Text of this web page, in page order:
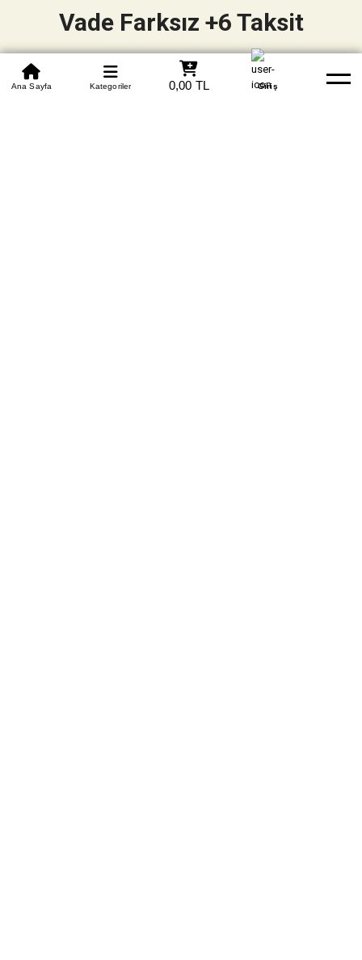
0850 305 09 70
Beden Tablosu Banka Hesapları Whatsapp Yardım
Ana Sayfa Kategoriler 0,00 TL Giriş
Vade Farksız +6 Taksit